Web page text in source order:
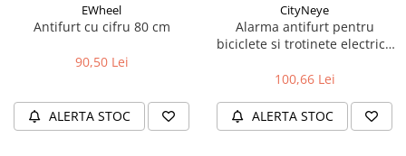
EWheel
Antifurt cu cifru 80 cm
90,50 Lei
ALERTA STOC
CityNeye
Alarma antifurt pentru
biciclete si trotinete electrice
100,66 Lei
ALERTA STOC